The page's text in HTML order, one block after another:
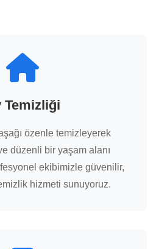
Temizliği
özenle temizleyerek
düzenli bir yaşam alanı
ekibimizle güvenilir,
hizmeti sunuyoruz.